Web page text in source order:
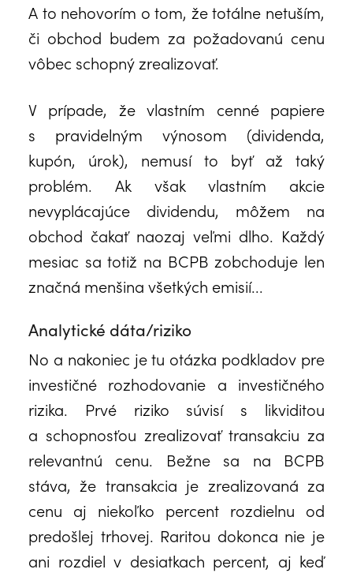
A to nehovorím o tom, že totálne netuším,
či obchod budem za požadovanú cenu
vôbec schopný zrealizovať.
V prípade, že vlastním cenné papiere
s pravidelným výnosom (dividenda,
kupón, úrok), nemusí to byť až taký
problém. Ak však vlastním akcie
nevyplácajúce dividendu, môžem na
obchod čakať naozaj veľmi dlho. Každý
mesiac sa totiž na BCPB zobchoduje len
značná menšina všetkých emisií...
Analytické dáta/riziko
No a nakoniec je tu otázka podkladov pre
investičné rozhodovanie a investičného
rizika. Prvé riziko súvisí s likviditou
a schopnosťou zrealizovať transakciu za
relevantnú cenu. Bežne sa na BCPB
stáva, že transakcia je zrealizovaná za
cenu aj niekoľko percent rozdielnu od
predošlej trhovej. Raritou dokonca nie je
ani rozdiel v desiatkach percent, aj keď